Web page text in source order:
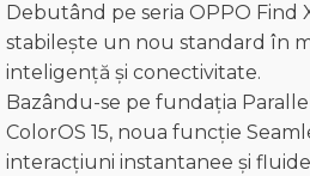
Debutând pe seria OPPO Find
stabilește un nou standard în
inteligență și conectivitate.
Bazându-se pe fundația
ColorOS 15, noua funcție
interacțiuni instantanee și